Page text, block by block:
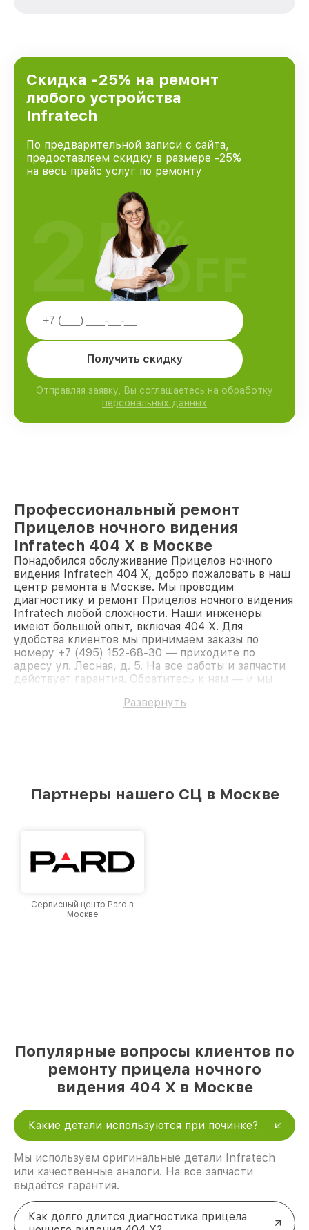
городе Москве, постоянно повышая уровень
доверия и лояльности наших клиентов.
Скидка -25% на ремонт
любого устройства
Infratech
По предварительной записи с сайта,
предоставляем скидку в размере -25%
на весь прайс услуг по ремонту
Получить скидку
Отправляя заявку, Вы соглашаетесь на обработку
персональных данных
25%
OFF
Профессиональный ремонт
Прицелов ночного видения
Infratech 404 Х в Москве
Понадобился обслуживание Прицелов ночного
видения Infratech 404 Х, добро пожаловать в наш
центр ремонта в Москве. Мы проводим
диагностику и ремонт Прицелов ночного видения
Infratech любой сложности. Наши инженеры
имеют большой опыт, включая 404 Х. Для
удобства клиентов мы принимаем заказы по
номеру +7 (495) 152-68-30 — приходите по
адресу ул. Лесная, д. 5. На все работы и запчасти
действует гарантия. Обратитесь к нам — и мы
Развернуть
Партнеры нашего СЦ в Москве
Сервисный центр Pard в
Москве
Популярные вопросы клиентов по
ремонту прицела ночного
видения 404 Х в Москве
Какие детали используются при починке?
Мы используем оригинальные детали Infratech
или качественные аналоги. На все запчасти
выдаётся гарантия.
Как долго длится диагностика прицела